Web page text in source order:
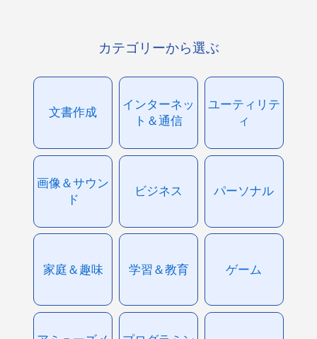
カテゴリーから選ぶ
文書作成
インターネッ
ト＆通信
ユーティリテ
ィ
画像＆サウン
ド
ビジネス パーソナル
家庭＆趣味 学習＆教育 ゲーム